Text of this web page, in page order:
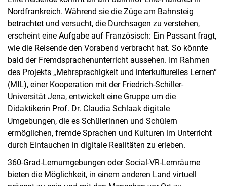
Nordfrankreich. Während sie die Züge am Bahnsteig
betrachtet und versucht, die Durchsagen zu verstehen,
erscheint eine Aufgabe auf Französisch: Ein Passant fragt,
wie die Reisende den Vorabend verbracht hat. So könnte
bald der Fremdsprachenunterricht aussehen. Im Rahmen
des Projekts „Mehrsprachigkeit und interkulturelles Lernen“
(MIL), einer Kooperation mit der Friedrich-Schiller-
Universität Jena, entwickelt eine Gruppe um die
Didaktikerin Prof. Dr. Claudia Schlaak digitale
Umgebungen, die es Schülerinnen und Schülern
ermöglichen, fremde Sprachen und Kulturen im Unterricht
durch Eintauchen in digitale Realitäten zu erleben.
360-Grad-Lernumgebungen oder Social-VR-Lernräume
bieten die Möglichkeit, in einem anderen Land virtuell